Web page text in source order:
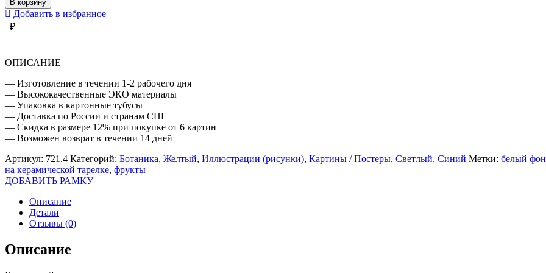
В
МИСКЕ
В корзину
Добавить в избранное
₽
ОПИСАНИЕ
— Изготовление в течении 1-2 рабочего дня
— Высококачественные ЭКО материалы
— Упаковка в картонные тубусы
— Доставка по России и странам СНГ
— Скидка в размере 12% при покупке от 6 картин
— Возможен возврат в течении 14 дней
Артикул: 721.4 Категорий: Ботаника, Желтый, Иллюстрации (рисунки), Картины / Постеры, Светлый, Синий Метки: белый фон
на керамической тарелке, фрукты
ДОБАВИТЬ РАМКУ
Описание
Детали
Отзывы (0)
Описание